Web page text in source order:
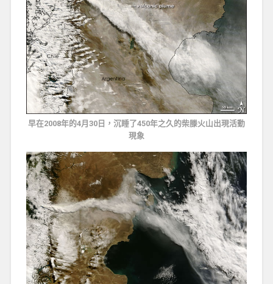
早在2008年的4月30日，沉睡了450年之久的柴滕火山出現活動
現象